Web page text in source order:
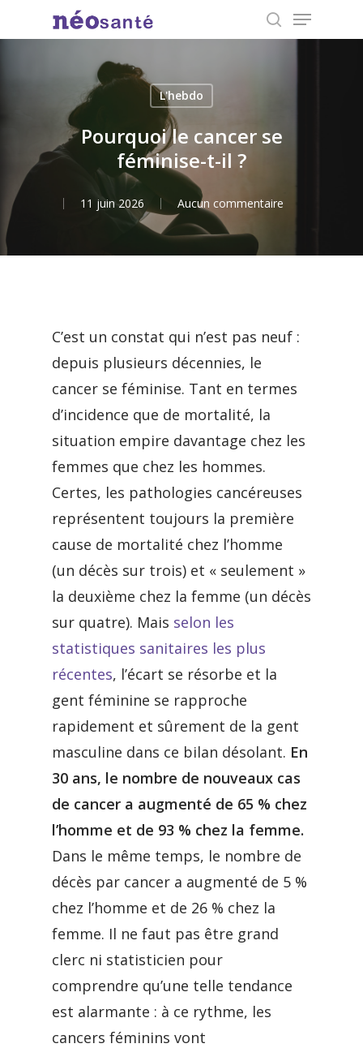
to
search
Menu
L'hebdo
Pourquoi le cancer se
féminise-t-il ?
11 juin 2026 Aucun commentaire
C’est un constat qui n’est pas neuf :
depuis plusieurs décennies, le
cancer se féminise. Tant en termes
d’incidence que de mortalité, la
situation empire davantage chez les
femmes que chez les hommes.
Certes, les pathologies cancéreuses
représentent toujours la première
cause de mortalité chez l’homme
(un décès sur trois) et « seulement »
la deuxième chez la femme (un décès
sur quatre). Mais selon les
statistiques sanitaires les plus
récentes, l’écart se résorbe et la
gent féminine se rapproche
rapidement et sûrement de la gent
masculine dans ce bilan désolant. En
30 ans, le nombre de nouveaux cas
de cancer a augmenté de 65 % chez
l’homme et de 93 % chez la femme.
Dans le même temps, le nombre de
décès par cancer a augmenté de 5 %
chez l’homme et de 26 % chez la
femme. Il ne faut pas être grand
clerc ni statisticien pour
comprendre qu’une telle tendance
est alarmante : à ce rythme, les
cancers féminins vont